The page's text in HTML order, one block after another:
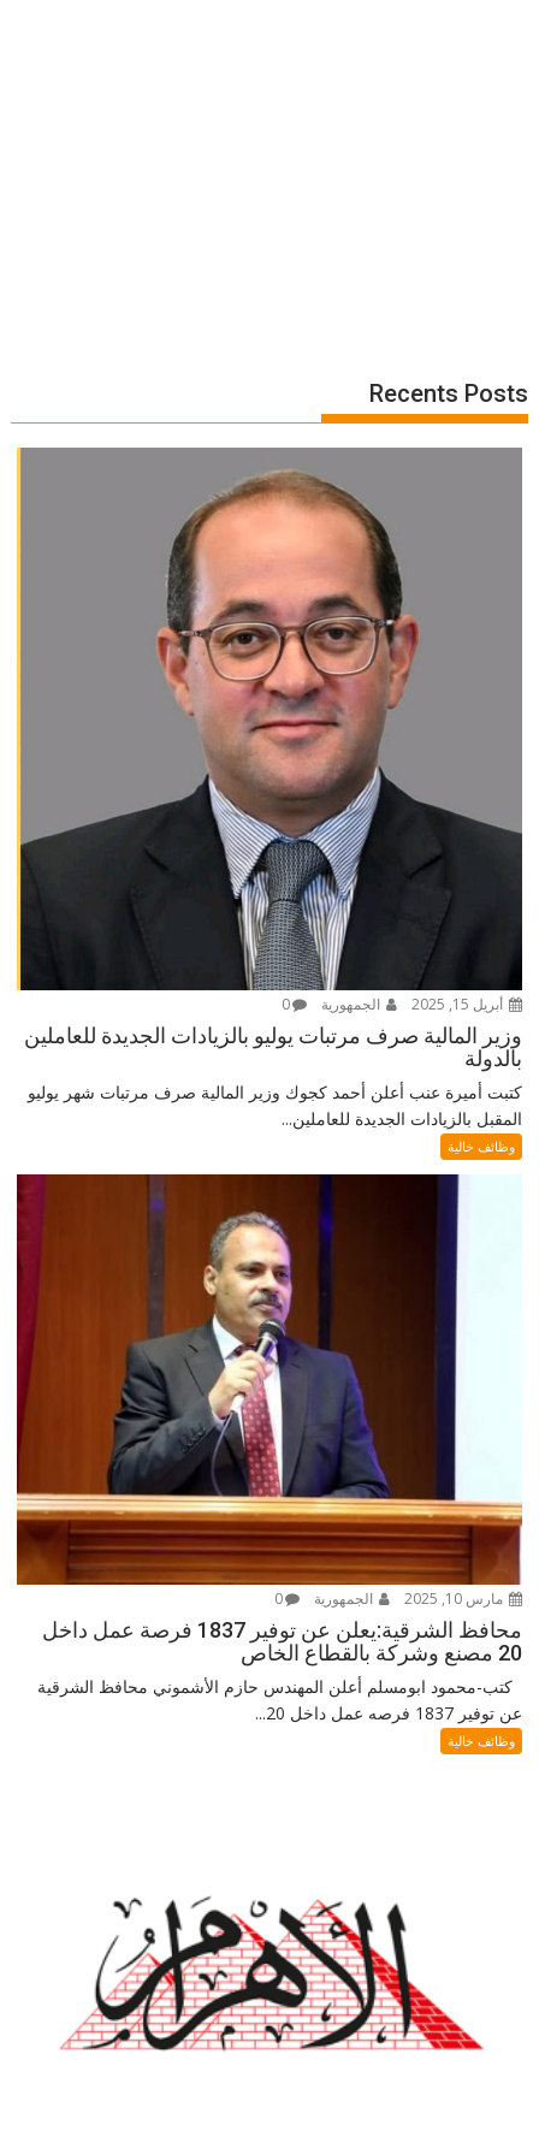
Recents Posts
أبريل 15, 2025 الجمهورية 0
وزير المالية صرف مرتبات يوليو بالزيادات الجديدة للعاملين
بالدولة
كتبت أميرة عنب أعلن أحمد كجوك وزير المالية صرف مرتبات شهر يوليو
المقبل بالزيادات الجديدة للعاملين...
وظائف خالية
مارس 10, 2025 الجمهورية 0
محافظ الشرقية:يعلن عن توفير 1837 فرصة عمل داخل
20 مصنع وشركة بالقطاع الخاص
كتب-محمود ابومسلم أعلن المهندس حازم الأشموني محافظ الشرقية
عن توفير 1837 فرصه عمل داخل 20...
وظائف خالية